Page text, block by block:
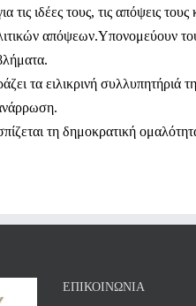
τις ιδέες τους, τις απόψεις
απόψεων.Υπονομεύουν
τα ειλικρινή συλλυπητήριά
τη δημοκρατική
ΕΠΙΚΟΙΝΩΝΙΑ